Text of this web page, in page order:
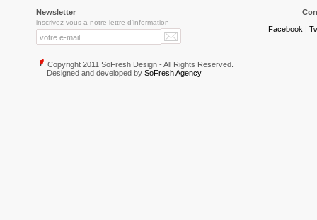
Newsletter
inscrivez-vous a notre lettre d'information
Facebook
Copyright 2011 SoFresh Design - All Rights Reserved.
Designed and developed by SoFresh Agency